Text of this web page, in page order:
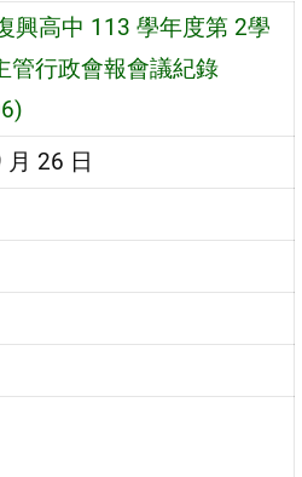
興高中 113 學年度第 2學
管行政會報會議紀錄
月 26 日